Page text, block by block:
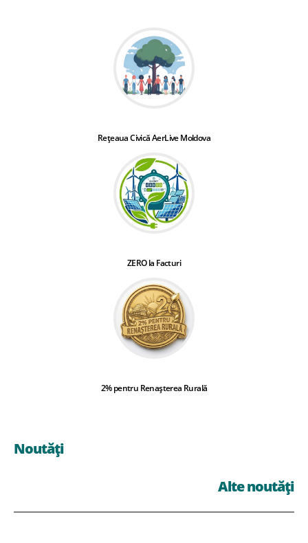
Rețeaua Civică AerLive Moldova
ZERO la Facturi
2% pentru Renașterea Rurală
Noutăți
Alte noutăți